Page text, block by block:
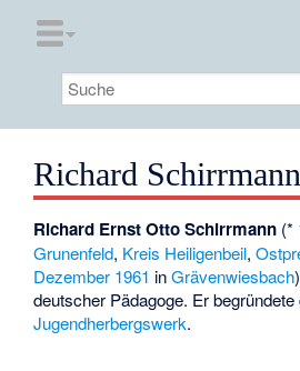
Richard Schirrmann
Richard Ernst Otto Schirrmann (*
Grunenfeld, Kreis Heiligenbeil,
Dezember 1961 inGrävenwiesbach
deutscher Pädagoge. Er begründete
Jugendherbergswerk.